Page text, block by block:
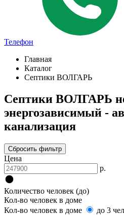
Телефон
Главная
Каталог
Септики ВОЛГАРЬ
Септики ВОЛГАРЬ
энергозависимый -
канализация
Сбросить фильтр
Цена
р.
Количество человек (до)
Кол-во человек в доме
Кол-во человек в доме
до 3